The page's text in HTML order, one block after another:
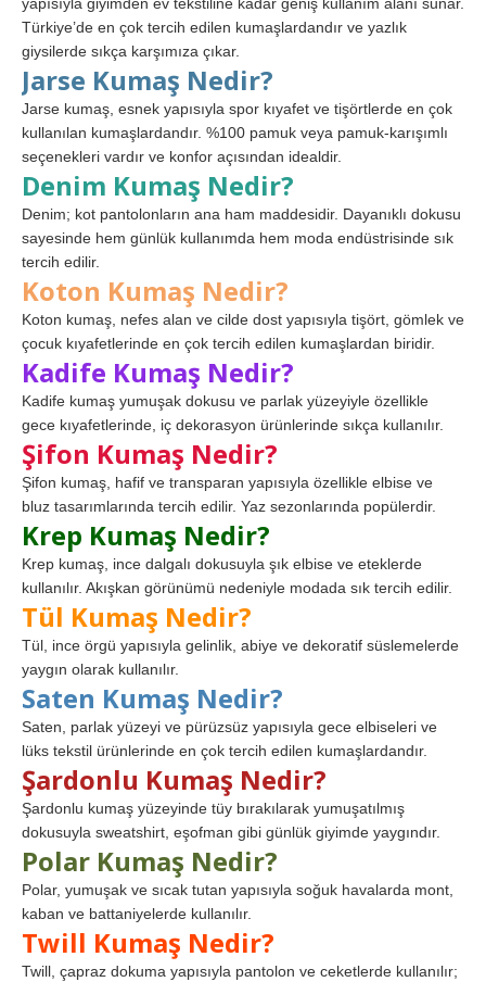
yapısıyla giyimden ev tekstiline kadar geniş kullanım alanı sunar.
Türkiye’de en çok tercih edilen kumaşlardandır ve yazlık
giysilerde sıkça karşımıza çıkar.
Jarse Kumaş Nedir?
Jarse kumaş, esnek yapısıyla spor kıyafet ve tişörtlerde en çok
kullanılan kumaşlardandır. %100 pamuk veya pamuk-karışımlı
seçenekleri vardır ve konfor açısından idealdir.
Denim Kumaş Nedir?
Denim; kot pantolonların ana ham maddesidir. Dayanıklı dokusu
sayesinde hem günlük kullanımda hem moda endüstrisinde sık
tercih edilir.
Koton Kumaş Nedir?
Koton kumaş, nefes alan ve cilde dost yapısıyla tişört, gömlek ve
çocuk kıyafetlerinde en çok tercih edilen kumaşlardan biridir.
Kadife Kumaş Nedir?
Kadife kumaş yumuşak dokusu ve parlak yüzeyiyle özellikle
gece kıyafetlerinde, iç dekorasyon ürünlerinde sıkça kullanılır.
Şifon Kumaş Nedir?
Şifon kumaş, hafif ve transparan yapısıyla özellikle elbise ve
bluz tasarımlarında tercih edilir. Yaz sezonlarında popülerdir.
Krep Kumaş Nedir?
Krep kumaş, ince dalgalı dokusuyla şık elbise ve eteklerde
kullanılır. Akışkan görünümü nedeniyle modada sık tercih edilir.
Tül Kumaş Nedir?
Tül, ince örgü yapısıyla gelinlik, abiye ve dekoratif süslemelerde
yaygın olarak kullanılır.
Saten Kumaş Nedir?
Saten, parlak yüzeyi ve pürüzsüz yapısıyla gece elbiseleri ve
lüks tekstil ürünlerinde en çok tercih edilen kumaşlardandır.
Şardonlu Kumaş Nedir?
Şardonlu kumaş yüzeyinde tüy bırakılarak yumuşatılmış
dokusuyla sweatshirt, eşofman gibi günlük giyimde yaygındır.
Polar Kumaş Nedir?
Polar, yumuşak ve sıcak tutan yapısıyla soğuk havalarda mont,
kaban ve battaniyelerde kullanılır.
Twill Kumaş Nedir?
Twill, çapraz dokuma yapısıyla pantolon ve ceketlerde kullanılır;